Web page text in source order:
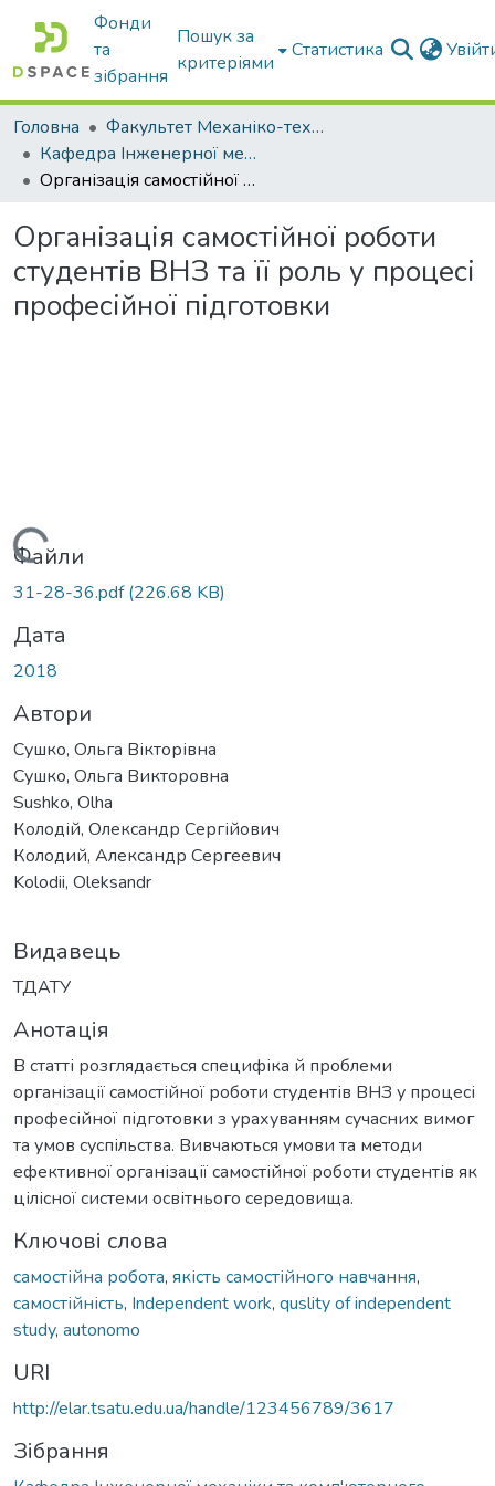
Фонди
та
зібрання
Пошук за
критеріями
Статистика
Головна
Факультет Механіко-технологічний
Кафедра Інженерної механіки та комп'ютерного проектування
Організація самостійної роботи студентів ВНЗ та її роль у процесі професійної підготовки
Організація самостійної роботи
студентів ВНЗ та її роль у процесі
професійної підготовки
Вантажиться...
Файли
31-28-36.pdf(226.68 KB)
Дата
2018
Автори
Сушко, Ольга Вікторівна
Сушко, Ольга Викторовна
Sushko, Olha
Колодій, Олександр Сергійович
Колодий, Александр Сергеевич
Kolodii, Oleksandr
Видавець
ТДАТУ
Анотація
В статті розглядається специфіка й проблеми
організації самостійної роботи студентів ВНЗ у процесі
професійної підготовки з урахуванням сучасних вимог
та умов суспільства. Вивчаються умови та методи
ефективної організації самостійної роботи студентів як
цілісної системи освітнього середовища.
Ключові слова
самостійна робота, якість самостійного навчання,
самостійність, Independent work, quslity of independent
study, autonomo
URI
http://elar.tsatu.edu.ua/handle/123456789/3617
Зібрання